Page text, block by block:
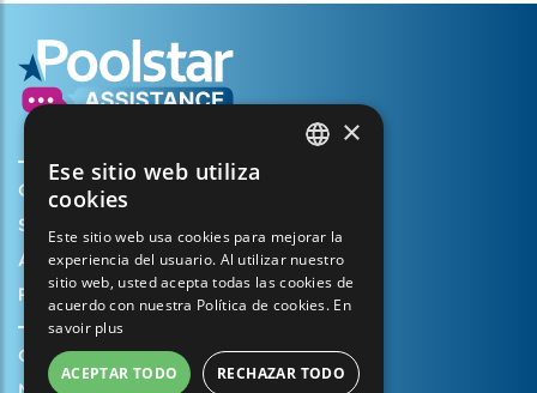
Crear mi cuenta
Su cesta
Abrir un caso de soporte
Registrar mi garantía
Condiciones generales de venta
SPANISH
ITALIAN
GERMAN
×
Ese sitio web utiliza
cookies
Este sitio web usa cookies para mejorar la
experiencia del usuario. Al utilizar nuestro
sitio web, usted acepta todas las cookies de
acuerdo con nuestra Política de cookies. En
savoir plus
ACEPTAR TODO RECHAZAR TODO